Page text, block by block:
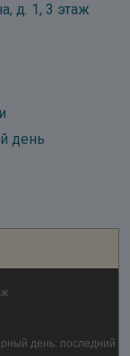
д. 1, 3 этаж
день